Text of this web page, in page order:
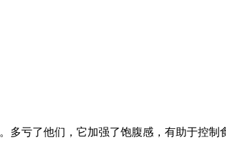
。多亏了他们，它加强了饱腹感，有助于控